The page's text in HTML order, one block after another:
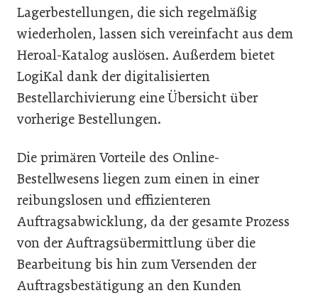
Lagerbestellungen, die sich regelmäßig
wiederholen, lassen sich vereinfacht aus dem
Heroal-Katalog auslösen. Außerdem bietet
LogiKal dank der digitalisierten
Bestellarchivierung eine Übersicht über
vorherige Bestellungen.
Die primären Vorteile des Online-
Bestellwesens liegen zum einen in einer
reibungslosen und effizienteren
Auftragsabwicklung, da der gesamte Prozess
von der Auftragsübermittlung über die
Bearbeitung bis hin zum Versenden der
Auftragsbestätigung an den Kunden